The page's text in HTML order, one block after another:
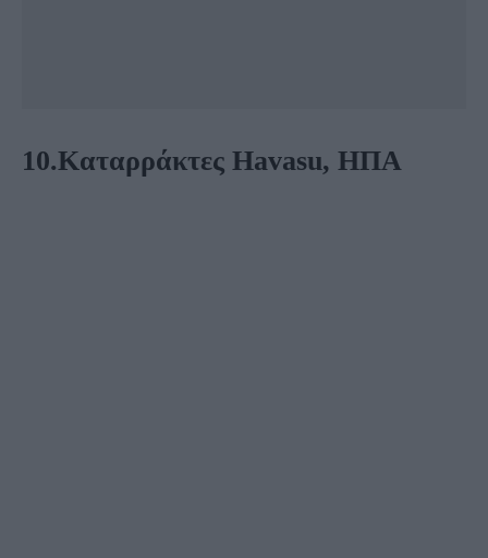
10.Καταρράκτες Havasu, ΗΠΑ